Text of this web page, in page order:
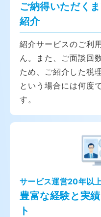
ご納得いただく
紹介
紹介サービスのご利
ん。また、ご面談回
ため、ご紹介した税
という場合には何度
す。
サービス運営20年以
豊富な経験と実
ト